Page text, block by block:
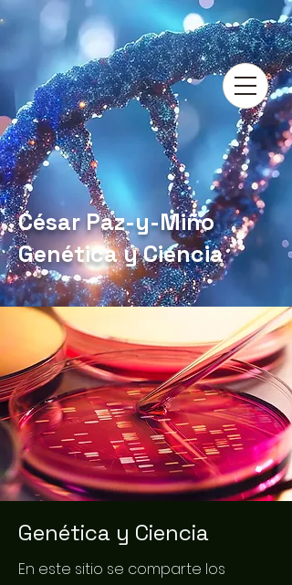
César Paz-y-Miño
Genética y Ciencia
Genética y Ciencia
En este sitio se comparte los